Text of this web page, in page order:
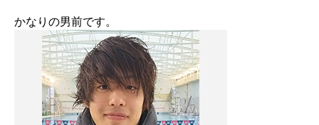
かなりの男前です。